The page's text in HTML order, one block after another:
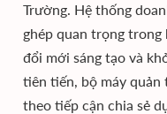
Trường. Hệ thống
ghép quan trọng trong
đổi mới sáng tạo và
tiên tiến, bộ máy
theo tiếp cận chia sẻ